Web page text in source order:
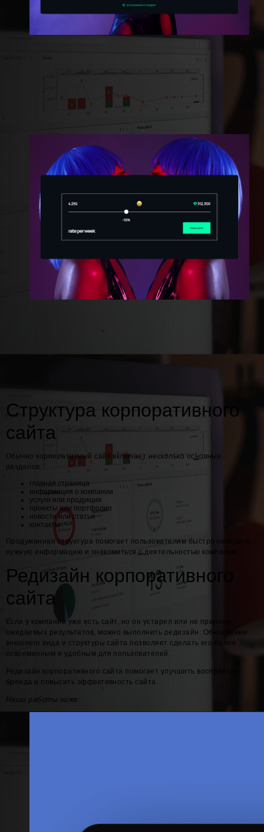
Структура корпоративного
сайта
Обычно корпоративный сайт включает несколько основных
разделов:
главная страница
информация о компании
услуги или продукция
проекты или портфолио
новости или статьи
контакты
Продуманная структура помогает пользователям быстро находить
нужную информацию и знакомиться с деятельностью компании.
Редизайн корпоративного
сайта
Если у компании уже есть сайт, но он устарел или не приносит
ожидаемых результатов, можно выполнить редизайн. Обновление
внешнего вида и структуры сайта позволяет сделать его более
современным и удобным для пользователей.
Редизайн корпоративного сайта помогает улучшить восприятие
бренда и повысить эффективность сайта.
Наши работы ниже: